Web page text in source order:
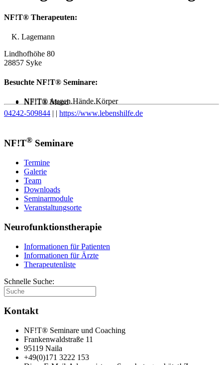
NF!T® Therapeuten:
K. Lagemann
Lindhofhöhe 80
28857 Syke
Besuchte NF!T® Seminare:
NF!T® Mund
NF!T® Augen.Hände.Körper
04242-509844 | | https://www.lebenshilfe.de
NF!T® Seminare
Termine
Galerie
Team
Downloads
Seminarmodule
Veranstaltungsorte
Neurofunktionstherapie
Informationen für Patienten
Informationen für Ärzte
Therapeutenliste
Schnelle Suche:
Kontakt
NF!T® Seminare und Coaching
Frankenwaldstraße 11
95119 Naila
+49(0)171 3222 153